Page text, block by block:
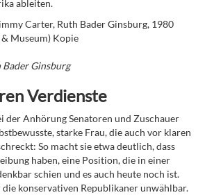
ableiten.
Bader Ginsburg
Verdienste
der Anhörung Senatoren und Zuschauer
starke Frau, die auch vor klaren
So macht sie etwa deutlich, dass
haben, eine Position, die in einer
schien und es auch heute noch ist.
konservativen Republikaner unwählbar.